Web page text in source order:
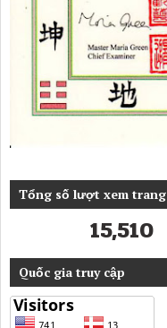
Tổng số lượt xem trang
15,510
Quốc gia truy cập